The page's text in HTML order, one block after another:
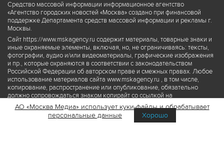
Средство массовой информации информационное агентство
«Агентство городских новостей «Москва» создано при финансовой
поддержке Департамента средств массовой информации и рекламы г.
Москвы.
Сайт https://www.mskagency.ru содержит материалы, товарные знаки и
иные охраняемые элементы, включая, но, не ограничиваясь: тексты,
фотографии, аудио и/или видеоматериалы, графические изображения
и пр., которые охраняются в соответствии с законодательством
Российской Федерации об авторском праве и смежных правах. Любое
использование материалов сайта www.mskagency.ru , в том числе,
копирование, распространение или опубликование, обязательно
должно сопровождаться знаком копирайт со ссылкой на
правообладателя © АО «Москва Медиа», а также гиперссылкой на сайт
www.mskagency.ru как на первоисточник информации. Переработка
материалов сайта www.mskagency.ru не допускается.
АО «Москва Медиа» использует куки-файлы и обрабатывает
персональные данные
Хорошо